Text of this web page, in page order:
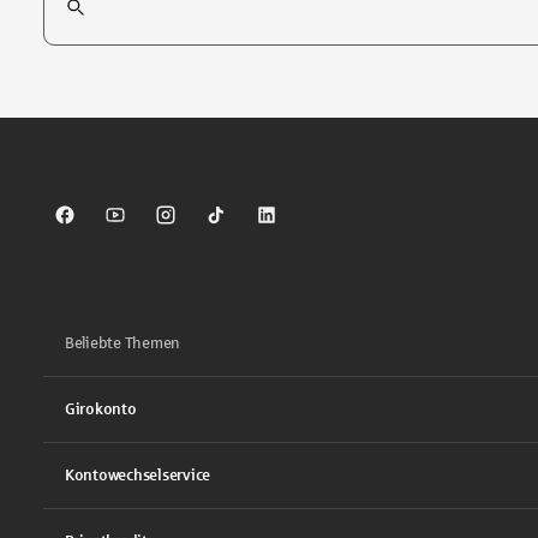
Sparkasse auf Facebook
Sparkasse auf Youtube
Sparkasse auf Instagram
Sparkasse auf TikTok
Sparkasse auf LinkedIn
Beliebte Themen
Girokonto
Kontowechselservice